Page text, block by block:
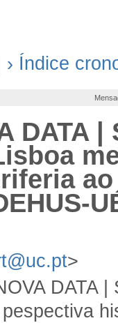
› Índice
DATA
>
DATA |